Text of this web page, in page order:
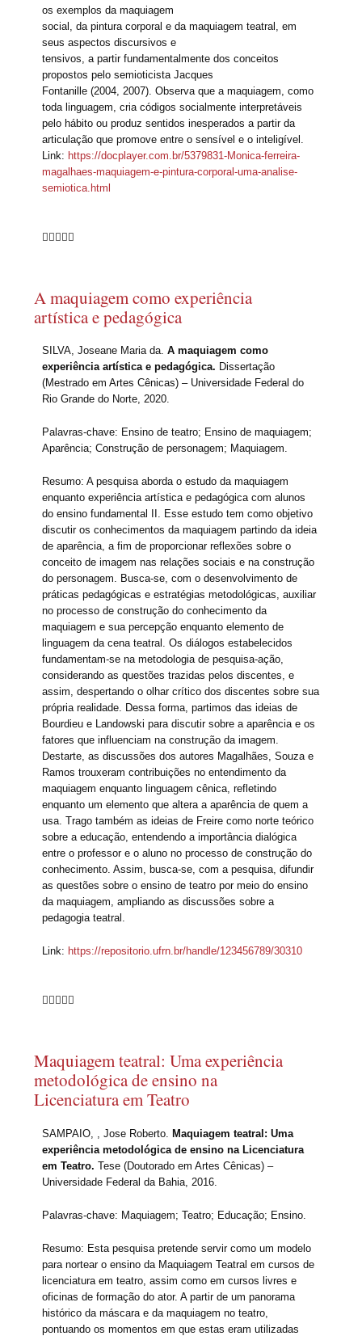
os exemplos da maquiagem
social, da pintura corporal e da maquiagem teatral, em
seus aspectos discursivos e
tensivos, a partir fundamentalmente dos conceitos
propostos pelo semioticista Jacques
Fontanille (2004, 2007). Observa que a maquiagem, como
toda linguagem, cria códigos socialmente interpretáveis
pelo hábito ou produz sentidos inesperados a partir da
articulação que promove entre o sensível e o inteligível.
Link: https://docplayer.com.br/5379831-Monica-ferreira-
magalhaes-maquiagem-e-pintura-corporal-uma-analise-
semiotica.html
    
A maquiagem como experiência
artística e pedagógica
SILVA, Joseane Maria da.A maquiagem como
experiência artística e pedagógica. Dissertação
(Mestrado em Artes Cênicas) – Universidade Federal do
Rio Grande do Norte, 2020.
Palavras-chave: Ensino de teatro; Ensino de maquiagem;
Aparência; Construção de personagem; Maquiagem.
Resumo: A pesquisa aborda o estudo da maquiagem
enquanto experiência artística e pedagógica com alunos
do ensino fundamental II. Esse estudo tem como objetivo
discutir os conhecimentos da maquiagem partindo da ideia
de aparência, a fim de proporcionar reflexões sobre o
conceito de imagem nas relações sociais e na construção
do personagem. Busca-se, com o desenvolvimento de
práticas pedagógicas e estratégias metodológicas, auxiliar
no processo de construção do conhecimento da
maquiagem e sua percepção enquanto elemento de
linguagem da cena teatral. Os diálogos estabelecidos
fundamentam-se na metodologia de pesquisa-ação,
considerando as questões trazidas pelos discentes, e
assim, despertando o olhar crítico dos discentes sobre sua
própria realidade. Dessa forma, partimos das ideias de
Bourdieu e Landowski para discutir sobre a aparência e os
fatores que influenciam na construção da imagem.
Destarte, as discussões dos autores Magalhães, Souza e
Ramos trouxeram contribuições no entendimento da
maquiagem enquanto linguagem cênica, refletindo
enquanto um elemento que altera a aparência de quem a
usa. Trago também as ideias de Freire como norte teórico
sobre a educação, entendendo a importância dialógica
entre o professor e o aluno no processo de construção do
conhecimento. Assim, busca-se, com a pesquisa, difundir
as questões sobre o ensino de teatro por meio do ensino
da maquiagem, ampliando as discussões sobre a
pedagogia teatral.
Link: https://repositorio.ufrn.br/handle/123456789/30310
    
Maquiagem teatral: Uma experiência
metodológica de ensino na
Licenciatura em Teatro
SAMPAIO, , Jose Roberto.
Maquiagem teatral: Uma
experiência metodológica de ensino na Licenciatura
em Teatro.Tese (Doutorado em Artes Cênicas) –
Universidade Federal da Bahia, 2016.
Palavras-chave: Maquiagem; Teatro; Educação; Ensino.
Resumo: Esta pesquisa pretende servir como um modelo
para nortear o ensino da Maquiagem Teatral em cursos de
licenciatura em teatro, assim como em cursos livres e
oficinas de formação do ator. A partir de um panorama
histórico da máscara e da maquiagem no teatro,
pontuando os momentos em que estas eram utilizadas